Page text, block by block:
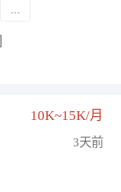
...
10K~15K/月
3天前